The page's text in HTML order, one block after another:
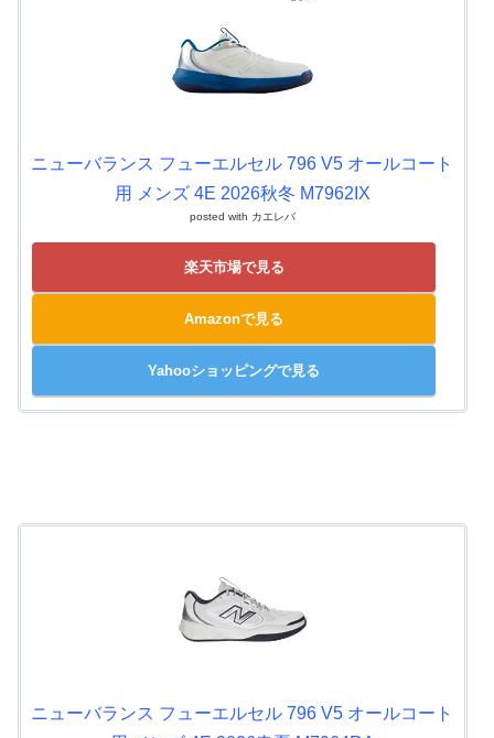
ニューバランス フューエルセル 796 V5 オールコート
用 メンズ 4E 2026秋冬 M7962IX
posted with カエレバ
楽天市場で見る
Amazonで見る
Yahooショッピングで見る
ニューバランス フューエルセル 796 V5 オールコート